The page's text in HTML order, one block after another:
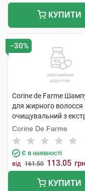
КУПИТИ
−30%
Corine de Farme
для жирного волосся
очищувальний з
зеленого чаю 750 мл 1
флакон
Corine De Farme
Є в наявності
від 161.50 113.05 грн
КУПИТИ